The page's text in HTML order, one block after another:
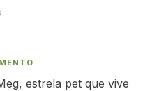
estrela pet que vive